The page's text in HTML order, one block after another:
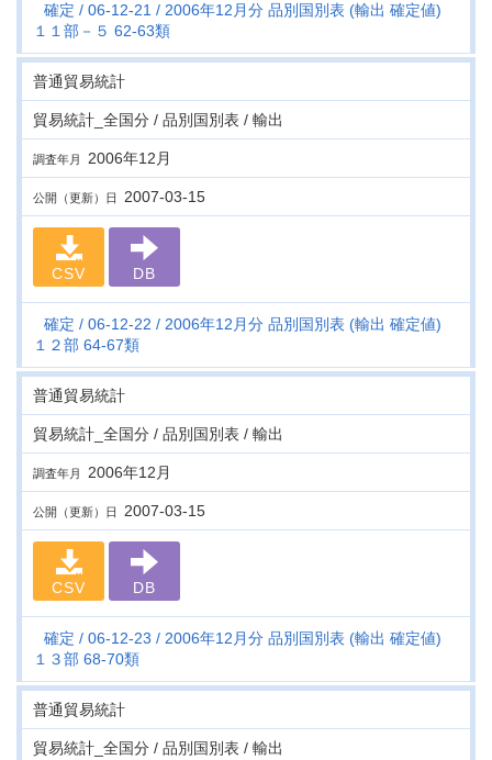
確定 06-12-21
2006年12月分 品別国別表 (輸出 確定値)
１１部－５ 62-63類
普通貿易統計
貿易統計_全国分 / 品別国別表 / 輸出
調査年月 2006年12月
公開（更新）日 2007-03-15
CSV DB
確定 06-12-22
2006年12月分 品別国別表 (輸出 確定値)
１２部 64-67類
普通貿易統計
貿易統計_全国分 / 品別国別表 / 輸出
調査年月 2006年12月
公開（更新）日 2007-03-15
CSV DB
確定 06-12-23
2006年12月分 品別国別表 (輸出 確定値)
１３部 68-70類
普通貿易統計
貿易統計_全国分 / 品別国別表 / 輸出